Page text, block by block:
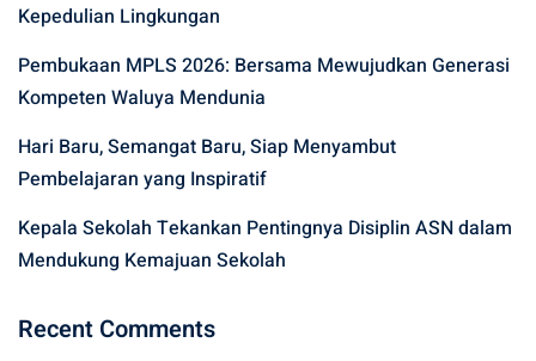
Kepedulian Lingkungan
Pembukaan MPLS 2026: Bersama Mewujudkan Generasi
Kompeten Waluya Mendunia
Hari Baru, Semangat Baru, Siap Menyambut
Pembelajaran yang Inspiratif
Kepala Sekolah Tekankan Pentingnya Disiplin ASN dalam
Mendukung Kemajuan Sekolah
Recent Comments